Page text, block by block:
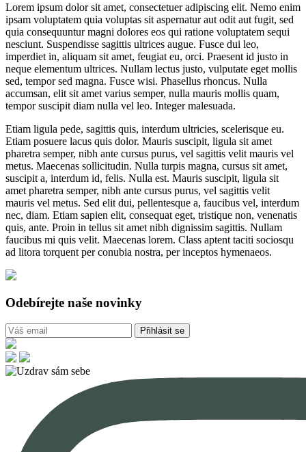
Lorem ipsum dolor sit amet, consectetuer adipiscing elit. Nemo enim
ipsam voluptatem quia voluptas sit aspernatur aut odit aut fugit, sed
quia consequuntur magni dolores eos qui ratione voluptatem sequi
nesciunt. Suspendisse sagittis ultrices augue. Fusce dui leo,
imperdiet in, aliquam sit amet, feugiat eu, orci. Praesent id justo in
neque elementum ultrices. Nullam lectus justo, vulputate eget mollis
sed, tempor sed magna. Fusce wisi. Phasellus rhoncus. Nulla
accumsan, elit sit amet varius semper, nulla mauris mollis quam,
tempor suscipit diam nulla vel leo. Integer malesuada.
Etiam ligula pede, sagittis quis, interdum ultricies, scelerisque eu.
Etiam posuere lacus quis dolor. Mauris suscipit, ligula sit amet
pharetra semper, nibh ante cursus purus, vel sagittis velit mauris vel
metus. Maecenas sollicitudin. Nulla turpis magna, cursus sit amet,
suscipit a, interdum id, felis. Nulla est. Mauris suscipit, ligula sit
amet pharetra semper, nibh ante cursus purus, vel sagittis velit
mauris vel metus. Sed elit dui, pellentesque a, faucibus vel, interdum
nec, diam. Etiam sapien elit, consequat eget, tristique non, venenatis
quis, ante. Proin in tellus sit amet nibh dignissim sagittis. Nullam
faucibus mi quis velit. Maecenas lorem. Class aptent taciti sociosqu
ad litora torquent per conubia nostra, per inceptos hymenaeos.
Odebírejte naše novinky
Přihlásit se